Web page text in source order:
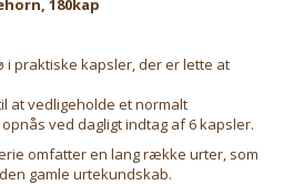
180kap
praktiske kapsler, der er lette at
at vedligeholde et normalt
ved dagligt indtag af 6 kapsler.
omfatter en lang række urter, som
gamle urtekundskab.